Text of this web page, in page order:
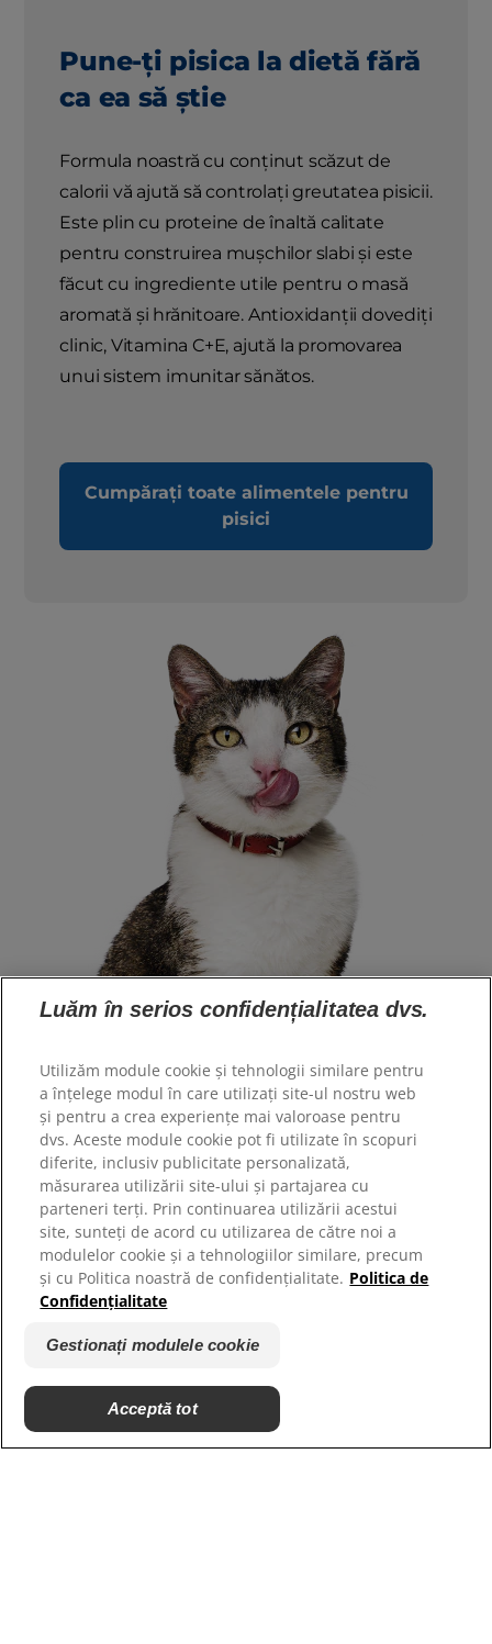
Pune-ți pisica la dietă fără
ca ea să știe
Formula noastră cu conținut scăzut de
calorii vă ajută să controlați greutatea pisicii.
Este plin cu proteine ​​de înaltă calitate
pentru construirea mușchilor slabi și este
făcut cu ingrediente utile pentru o masă
aromată și hrănitoare. Antioxidanții dovediți
clinic, Vitamina C+E, ajută la promovarea
unui sistem imunitar sănătos.
Cumpărați toate alimentele pentru
pisici
Resurse
Contactați-ne
Harta site-ului
Site-urile noastre
Hill’s Vet
Cariere
Luăm în serios confidențialitatea dvs.
Utilizăm module cookie și tehnologii similare pentru
a înțelege modul în care utilizați site-ul nostru web
și pentru a crea experiențe mai valoroase pentru
dvs. Aceste module cookie pot fi utilizate în scopuri
diferite, inclusiv publicitate personalizată,
măsurarea utilizării site-ului și partajarea cu
parteneri terți. Prin continuarea utilizării acestui
site, sunteți de acord cu utilizarea de către noi a
modulelor cookie și a tehnologiilor similare, precum
și cu Politica noastră de confidențialitate. Politica de
Confidențialitate
Gestionați modulele cookie
Acceptă tot